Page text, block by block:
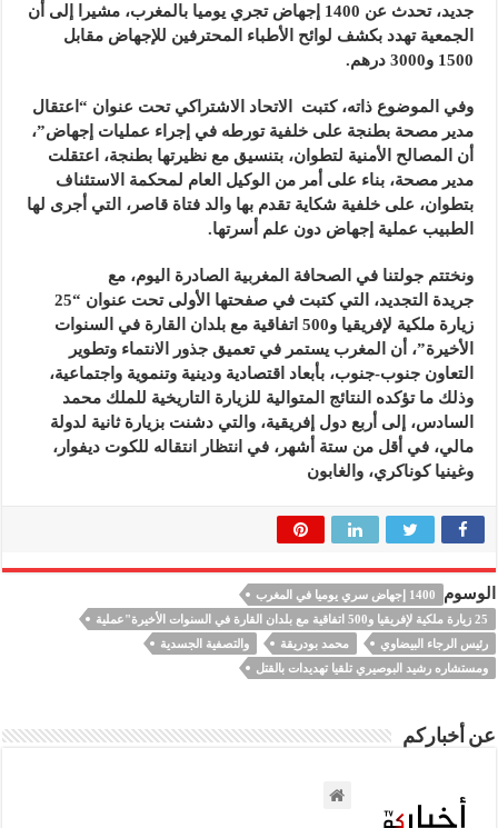
جديد، تحدث عن 1400 إجهاض تجري يوميا بالمغرب، مشيرا إلى أن
الجمعية تهدد بكشف لوائح الأطباء المحترفين للإجهاض مقابل
1500 و3000 درهم.
وفي الموضوع ذاته، كتبت الاتحاد الاشتراكي تحت عنوان “اعتقال
مدير مصحة بطنجة على خلفية تورطه في إجراء عمليات إجهاض”،
أن المصالح الأمنية لتطوان، بتنسيق مع نظيرتها بطنجة، اعتقلت
مدير مصحة، بناء على أمر من الوكيل العام لمحكمة الاستئناف
بتطوان، على خلفية شكاية تقدم بها والد فتاة قاصر، التي أجرى لها
الطبيب عملية إجهاض دون علم أسرتها.
ونختتم جولتنا في الصحافة المغربية الصادرة اليوم، مع
جريدة التجديد، التي كتبت في صفحتها الأولى تحت عنوان “25
زيارة ملكية لإفريقيا و500 اتفاقية مع بلدان القارة في السنوات
الأخيرة”، أن المغرب يستمر في تعميق جذور الانتماء وتطوير
التعاون جنوب-جنوب، بأبعاد اقتصادية ودينية وتنموية واجتماعية،
وذلك ما تؤكده النتائج المتوالية للزيارة التاريخية للملك محمد
السادس، إلى أربع دول إفريقية، والتي دشنت بزيارة ثانية لدولة
مالي، في أقل من ستة أشهر، في انتظار انتقاله للكوت ديفوار،
وغينيا كوناكري، والغابون
الوسوم
1400 إجهاض سري يوميا في المغرب
25 زيارة ملكية لإفريقيا و500 اتفاقية مع بلدان القارة في السنوات الأخيرة"عملية
رئيس الرجاء البيضاوي
محمد بودريقة
والتصفية الجسدية
ومستشاره رشيد البوصيري تلقيا تهديدات بالقتل
عن أخباركم